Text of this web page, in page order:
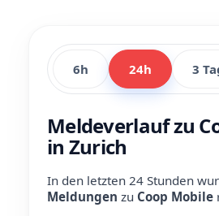
6h 24h 3
Meldeverlauf zu
in Zurich
In den letzten 24 Stunden
Meldungen zu Coop Mobile